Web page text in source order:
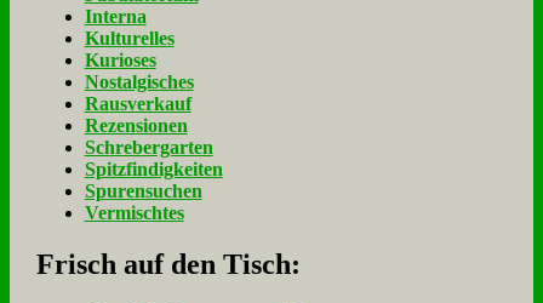
Interna
Kulturelles
Kurioses
Nostalgisches
Rausverkauf
Rezensionen
Schrebergarten
Spitzfindigkeiten
Spurensuchen
Vermischtes
Frisch auf den Tisch: